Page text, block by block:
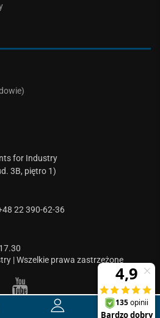
for Industry
3B, piętro 1)
22 390-62-36
| Wszelkie prawa zastrzeżone
0